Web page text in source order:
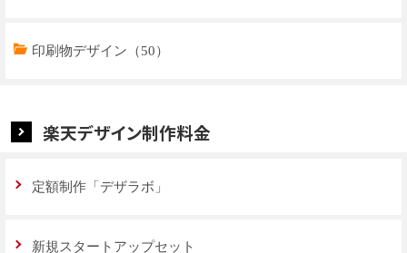
特集ページデザイン（59）
印刷物デザイン（50）
楽天デザイン制作料金
定額制作「デザラボ」
新規スタートアップセット